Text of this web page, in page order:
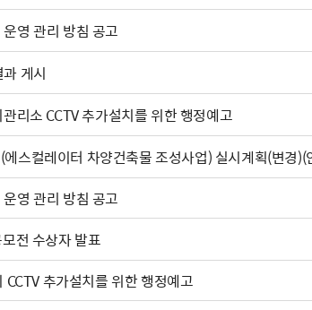
영 관리 방침 공고
게시
리소 CCTV 추가설치를 위한 행정예고
스컬레이터 차양건축물 조성사업) 실시계획(변경)(
영 관리 방침 공고
전 수상자 발표
추가설치를 위한 행정예고